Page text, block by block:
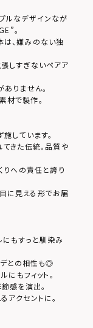
ルなデザインなが
。
、嫌みのない独
しすぎないペアア
りません。
材で製作。
しています。
きた伝統。品質や
りへの責任と誇り
に見える形でお届
にもすっと馴染み
デとの相性も◎
にもフィット。
感を演出。
アクセントに。